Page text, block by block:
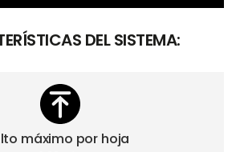
DEL SISTEMA:
máximo por hoja